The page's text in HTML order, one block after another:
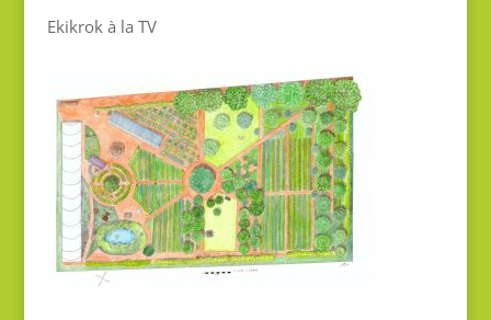
Ekikrok à la TV